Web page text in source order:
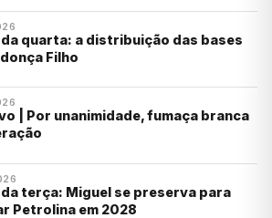
da quarta: a distribuição das bases
Filho
| Por unanimidade, fumaça branca
da terça: Miguel se preserva para
Petrolina em 2028